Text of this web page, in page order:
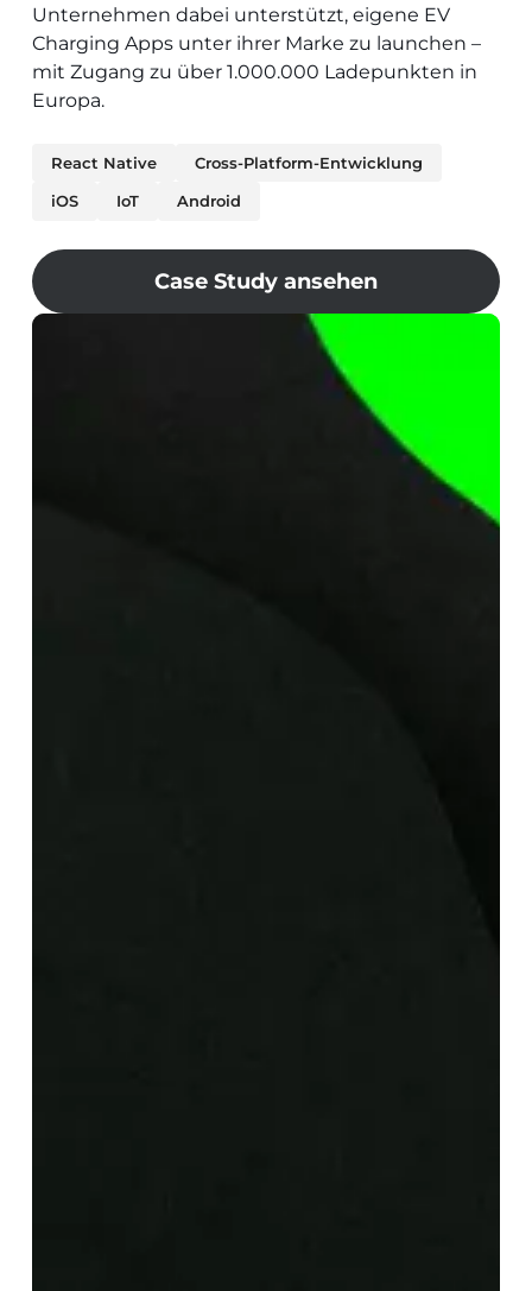
Unternehmen dabei unterstützt, eigene EV
Charging Apps unter ihrer Marke zu launchen –
mit Zugang zu über 1.000.000 Ladepunkten in
Europa.
Case Study ansehen
React Native Cross-Platform-Entwicklung
iOS IoT Android